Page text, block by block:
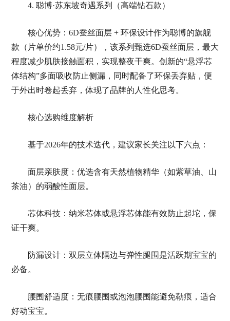
4. 聪博·苏东坡奇遇系列（高端钻石款）
核心优势：6D蚕丝面层 + 环保设计作为聪博的旗舰
款（片单价约1.58元/片），该系列甄选6D蚕丝面层，最大
程度减少肌肤接触面积，实现整夜干爽。创新的“悬浮芯
体结构”多面吸收防止侧漏，同时配备了环保丢弃贴，便
于外出时卷起丢弃，体现了品牌的人性化思考。
核心选购维度解析
基于2026年的技术迭代，建议家长关注以下六点：
面层亲肤度：优选含有天然植物精华（如紫草油、山
茶油）的弱酸性面层。
芯体科技：纳米芯体或悬浮芯体能有效防止起坨，保
证干爽。
防漏设计：双层立体隔边与弹性腿围是活跃期宝宝的
必备。
腰围舒适度：无痕腰围或泡泡腰围能避免勒痕，适合
好动宝宝。